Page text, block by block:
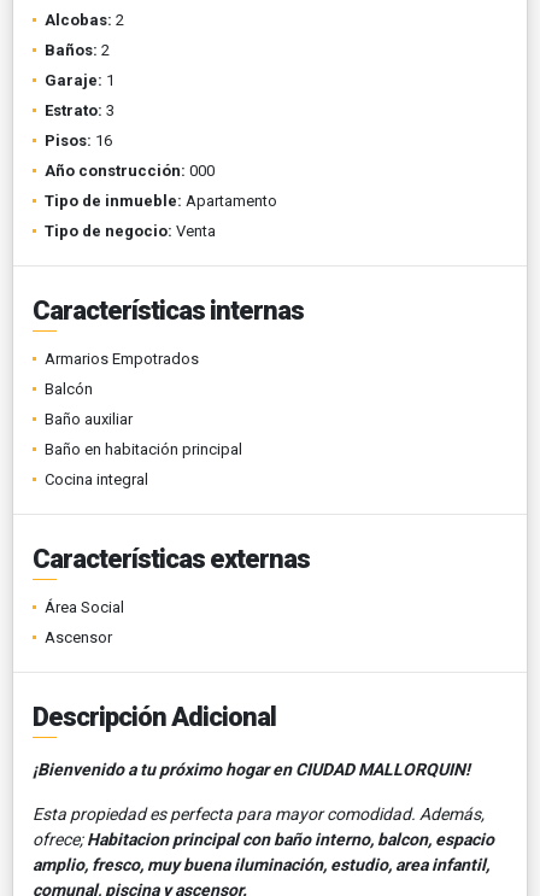
Alcobas: 2
Baños: 2
Garaje: 1
Estrato: 3
Pisos: 16
Año construcción: 000
Tipo de inmueble: Apartamento
Tipo de negocio: Venta
Características internas
Armarios Empotrados
Balcón
Baño auxiliar
Baño en habitación principal
Cocina integral
Características externas
Área Social
Ascensor
Descripción Adicional
¡Bienvenido a tu próximo hogar en CIUDAD MALLORQUIN!
Esta propiedad es perfecta para mayor comodidad. Además,
ofrece;Habitacion principal con baño interno, balcon, espacio
amplio, fresco, muy buena iluminación, estudio, area infantil,
comunal, piscina y ascensor.